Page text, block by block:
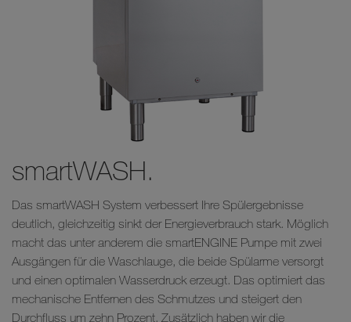
smartWASH.
Das smartWASH System verbessert Ihre Spülergebnisse
deutlich, gleichzeitig sinkt der Energieverbrauch stark. Möglich
macht das unter anderem die smartENGINE Pumpe mit zwei
Ausgängen für die Waschlauge, die beide Spülarme versorgt
und einen optimalen Wasserdruck erzeugt. Das optimiert das
mechanische Entfernen des Schmutzes und steigert den
Durchfluss um zehn Prozent. Zusätzlich haben wir die